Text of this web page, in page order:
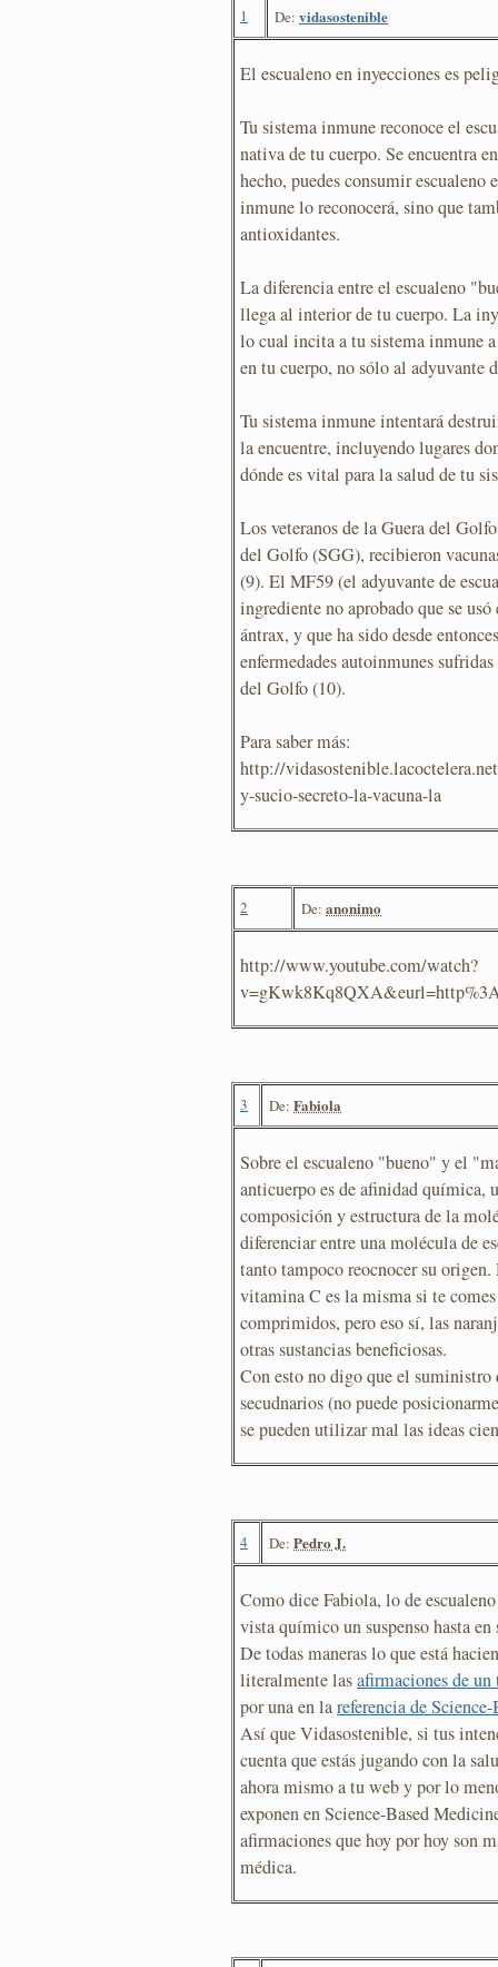
1 De: vidasostenible
El escualeno en inyecciones es
Tu sistema inmune reconoce el
nativa de tu cuerpo. Se encuentra
hecho, puedes consumir
inmune lo reconocerá, sino que
antioxidantes.
La diferencia entre el escualeno
llega al interior de tu cuerpo. La
lo cual incita a tu sistema inmune
en tu cuerpo, no sólo al adyuvante
Tu sistema inmune intentará
la encuentre, incluyendo lugares
dónde es vital para la salud de tu
Los veteranos de la Guera del
del Golfo (SGG), recibieron
(9). El MF59 (el adyuvante de
ingrediente no aprobado que se
ántrax, y que ha sido desde
enfermedades autoinmunes
del Golfo (10).
Para saber más:
http://
y-sucio-secreto-la-vacuna-la
2 De: anonimo
http://www.youtube.com/watch?
3 De: Fabiola
Sobre el escualeno "bueno" y el
anticuerpo es de afinidad química,
composición y estructura de la
diferenciar entre una molécula de
tanto tampoco reocnocer su
vitamina C es la misma si te
comprimidos, pero eso sí, las
otras sustancias beneficiosas.
Con esto no digo que el suministro
secudnarios (no puede
se pueden utilizar mal las ideas
4 De: Pedro J.
Como dice Fabiola, lo de
vista químico un suspenso hasta en
De todas maneras lo que está
literalmente lasafirmaciones de
por una en lareferencia de
Así que Vidasostenible, si tus
cuenta que estás jugando con la
ahora mismo a tu web y por lo
exponen en Science-Based
afirmaciones que hoy por hoy son
médica.